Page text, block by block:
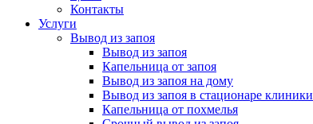
Контакты
Услуги
Вывод из запоя
Вывод из запоя
Капельница от запоя
Вывод из запоя на дому
Вывод из запоя в стационаре клиники
Капельница от похмелья